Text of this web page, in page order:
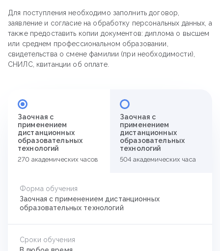
Для поступления необходимо заполнить договор,
заявление и согласие на обработку персональных данных, а
также предоставить копии документов: диплома о высшем
или среднем профессиональном образовании,
свидетельства о смене фамилии (при необходимости),
СНИЛС, квитанции об оплате.
Заочная с
применением
дистанционных
образовательных
технологий
270 академических часов
Заочная с
применением
дистанционных
образовательных
технологий
504 академических часа
Форма обучения
Заочная с применением дистанционных
образовательных технологий
Сроки обучения